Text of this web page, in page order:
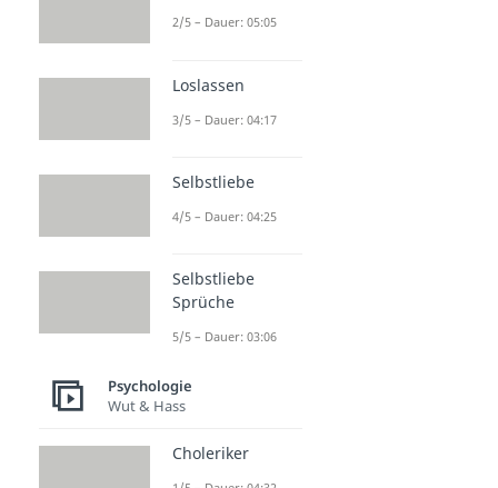
2/5 – Dauer: 05:05
Loslassen
3/5 – Dauer: 04:17
Selbstliebe
4/5 – Dauer: 04:25
Selbstliebe
Sprüche
5/5 – Dauer: 03:06
Psychologie
Wut & Hass
Choleriker